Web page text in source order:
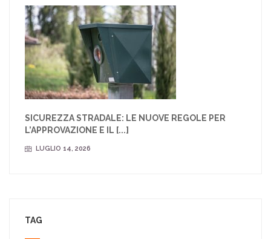
SICUREZZA STRADALE: LE NUOVE REGOLE PER
L’APPROVAZIONE E IL [...]
LUGLIO 14, 2026
TAG